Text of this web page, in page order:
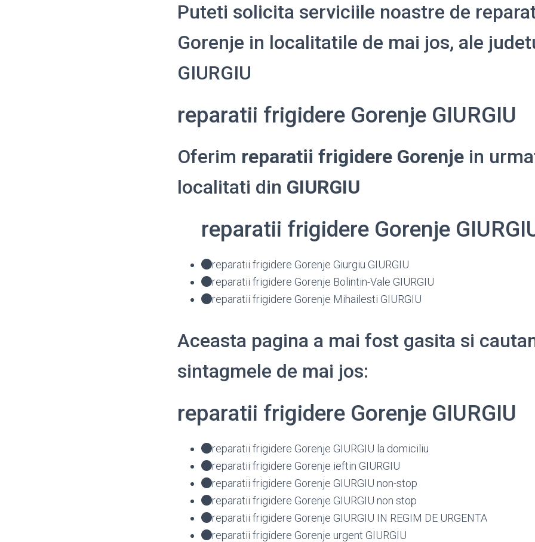
Puteti solicita serviciile noastre de
Gorenje in localitatile de mai jos, ale
GIURGIU
reparatii frigidere Gorenje GIURGIU
Oferim reparatii frigidere Gorenje in
localitati din GIURGIU
reparatii frigidere Gorenje
reparatii frigidere Gorenje Giurgiu GIURGIU
reparatii frigidere Gorenje Bolintin-Vale GIURGIU
reparatii frigidere Gorenje Mihailesti GIURGIU
Aceasta pagina a mai fost gasita si
sintagmele de mai jos:
reparatii frigidere Gorenje GIURGIU
reparatii frigidere Gorenje GIURGIU la domiciliu
reparatii frigidere Gorenje ieftin GIURGIU
reparatii frigidere Gorenje GIURGIU non-stop
reparatii frigidere Gorenje GIURGIU non stop
reparatii frigidere Gorenje GIURGIU IN REGIM DE URGENTA
reparatii frigidere Gorenje urgent GIURGIU